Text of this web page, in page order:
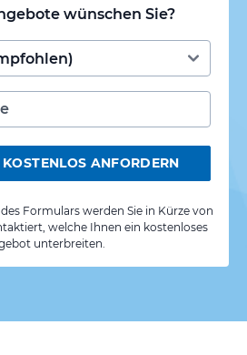
wünschen Sie?
ANFORDERN
Formulars werden Sie in Kürze von
welche Ihnen ein kostenloses
unterbreiten.